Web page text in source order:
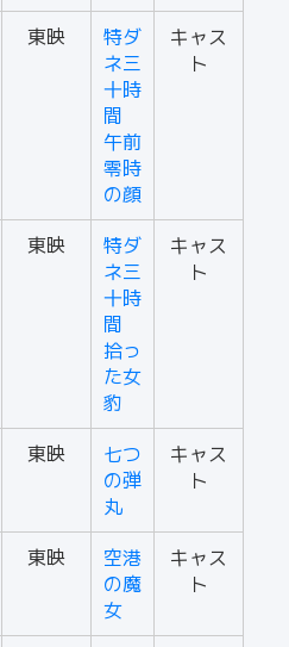
東映
特ダ
ネ三
十時
間
午前
零時
の顔
キャス
ト
東映
特ダ
ネ三
十時
間
拾っ
た女
豹
キャス
ト
東映
七つ
の弾
丸
キャス
ト
東映
空港
の魔
女
キャス
ト